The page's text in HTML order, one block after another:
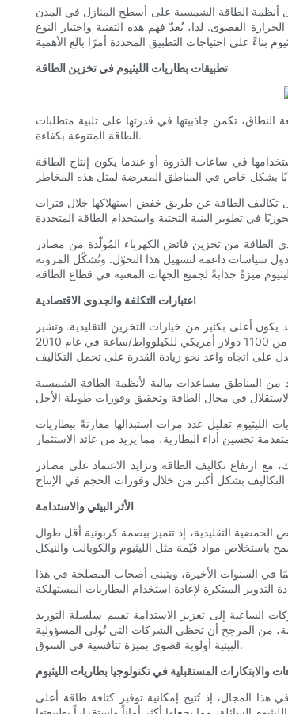
أنظمة الطاقة الشمسية على أسطح المنازل في المدن
القصوى. لذا، يُعدّ فهم هذه التقنية واختيار النوع
تطبيقات بطاريات الليثيوم في تخزين الطاقة
تكمن جاذبيتها في قدرتها على تلبية متطلبات
الطاقة المتنوعة بكفاءة.
في ساعات الذروة أو عندما يكون إنتاج الطاقة
تكاليف الطاقة عن طريق خفض استهلاكها خلال فترات
الطاقة من تخزين فائض الكهرباء المُولّدة من مصادر
سياسات داعمة لتسهيل هذا التحوّل. وتُشكّل المرونة
اعتبارات التكلفة والجدوى الاقتصادية
يكون أعلى بكثير من خيارات التخزين التقليدية. وتشير
التقديرات إلى انخفاض متوسط ​​تكلفة الكيلوواط/ساعة لبطاريات الليثيوم أيون بشكل ملحوظ خلال العقد الماضي. ووفقًا لبلومبيرغ إن إي إف، انخفض السعر من أكثر من 1100 دولار أمريكي للكيلوواط/ساعة في عام 2010
من المناطق مساعدات مالية لأنظمة الطاقة الشمسية
الليثيوم تقليل عدد مرات استبدالها مقارنةً ببطاريات
مع ارتفاع تكاليف الطاقة وتزايد الاعتماد على مصادر
الأثر البيئي والاستدامة
الحمضية التقليدية، إذ تتميز ببصمة كربونية أقل طوال
في السنوات الأخيرة، ويتبنى أصحاب المصلحة في هذا
الساعية إلى تعزيز الاستدامة تقييم سلسلة التوريد
من المرجح أن تحظى الشركات التي تُولي المسؤولية
البيئية أولوية قصوى بميزة تنافسية في السوق.
والابتكارات المستقبلية في تكنولوجيا بطاريات الليثيوم
هذا المجال، إذ تُتيح إمكانية توفير كثافة طاقة أعلى